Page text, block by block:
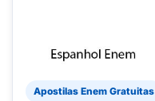
Apostilas Enem Gratuitas